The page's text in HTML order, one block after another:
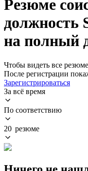
Резюме
должность
на полный
Чтобы видеть все
После регистрации
Зарегистрироваться
За всё время
По соответствию
20 резюме